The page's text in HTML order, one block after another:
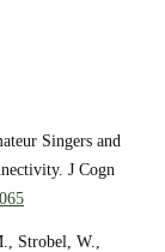
Singers and
J Cogn
Strobel, W.,